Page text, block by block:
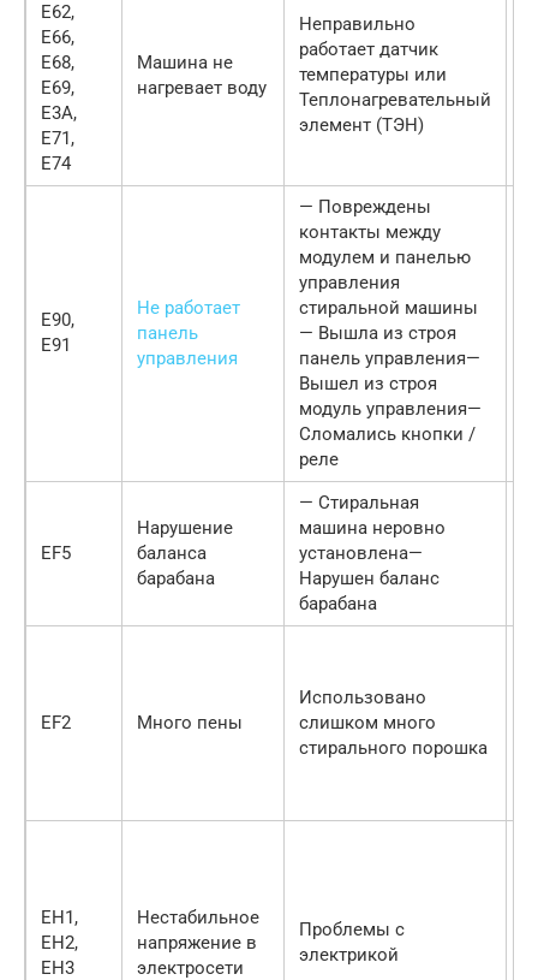
E62,
E66,
E68,
E69,
E3A,
E71,
E74
Машина не
нагревает воду
Неправильно
работает датчик
температуры или
Теплонагревательный
элемент (ТЭН)
E90,
E91
Не работает
панель
управления
— Повреждены
контакты между
модулем и панелью
управления
стиральной машины
— Вышла из строя
панель управления—
Вышел из строя
модуль управления—
Сломались кнопки /
реле
EF5
Нарушение
баланса
барабана
— Стиральная
машина неровно
установлена—
Нарушен баланс
барабана
EF2 Много пены
Использовано
слишком много
стирального порошка
EH1,
EH2,
EH3
Нестабильное
напряжение в
электросети
Проблемы с
электрикой